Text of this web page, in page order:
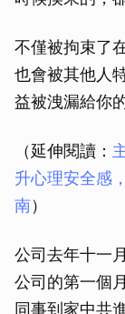
不僅被拘束了
也會被其他人
益被洩漏給你
（延伸閱讀：
升心理安全感
南）
公司去年十一
公司的第一個
同事到家中共